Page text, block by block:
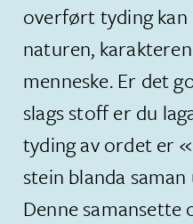
overført tyding
naturen,
menneske. Er det
slags stoff er du
tyding av ordet er
stein blanda
Denne samansette